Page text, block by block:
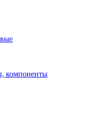
компоненты